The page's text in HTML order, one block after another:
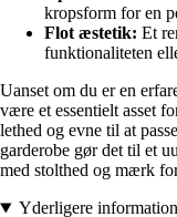
kropsform for en
Flot æstetik: Et
funktionaliteten
Uanset om du er en
være et essentielt asset
lethed og evne til at
garderobe gør det til et
med stolthed og mærk
Yderligere information